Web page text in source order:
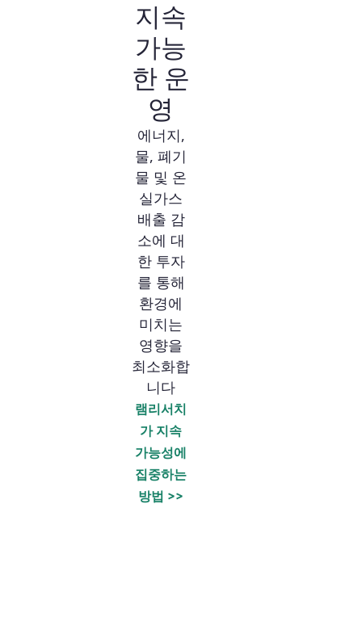
지속
가능
한 운
영
에너지,
물, 폐기
물 및 온
실가스
배출 감
소에 대
한 투자
를 통해
환경에
미치는
영향을
최소화합
니다
램리서치
가 지속
가능성에
집중하는
방법 >>